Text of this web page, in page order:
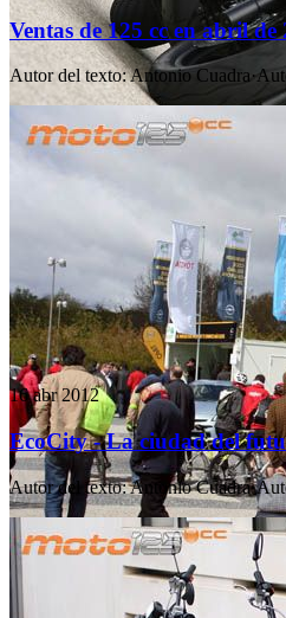
Ventas de 125 cc en abril de
Autor del texto:Antonio Cuadra·
16 abr 2012
EcoCity - La ciudad del
Autor del texto:Antonio Cuadra·